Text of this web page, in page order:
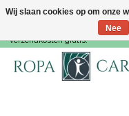
Voor 15:00 besteld, dezelfde
verzendkosten gratis!
Wij slaan cookies op om onze
Nee